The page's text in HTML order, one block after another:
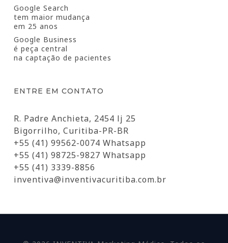
Google Search
tem maior mudança
em 25 anos
Google Business
é peça central
na captação de pacientes
ENTRE EM CONTATO
R. Padre Anchieta, 2454 lj 25
Bigorrilho, Curitiba-PR-BR
+55 (41) 99562-0074 Whatsapp
+55 (41) 98725-9827 Whatsapp
+55 (41) 3339-8856
inventiva@inventivacuritiba.com.br